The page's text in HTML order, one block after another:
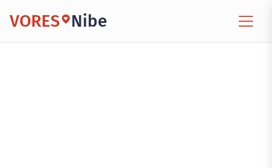
VORES Nibe